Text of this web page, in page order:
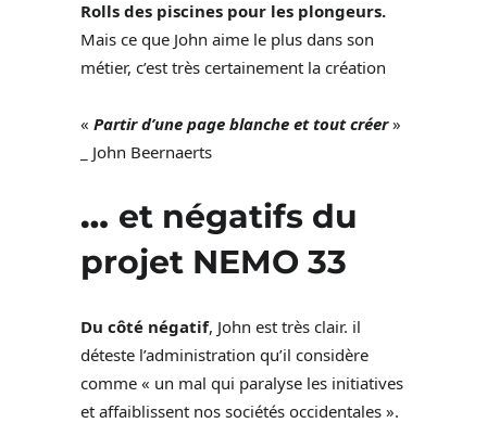
Rolls des piscines pour les plongeurs.
Mais ce que John aime le plus dans son
métier, c’est très certainement la création
« Partir d’une page blanche et tout créer»
_ John Beernaerts
… et négatifs du
projet NEMO 33
Du côté négatif, John est très clair. il
déteste l’administration qu’il considère
comme « un mal qui paralyse les initiatives
et affaiblissent nos sociétés occidentales ».